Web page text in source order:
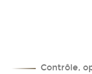
Contrôle,